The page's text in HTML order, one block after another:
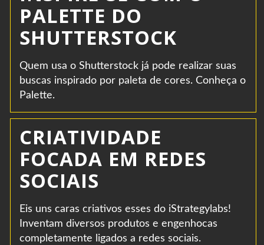
PALETTE DO
SHUTTERSTOCK
Quem usa o Shutterstock já pode realizar suas
buscas inspirado por paleta de cores. Conheça o
Palette.
CRIATIVIDADE
FOCADA EM REDES
SOCIAIS
Eis uns caras criativos esses do iStrategylabs!
Inventam diversos produtos e engenhocas
completamente ligados a redes sociais.